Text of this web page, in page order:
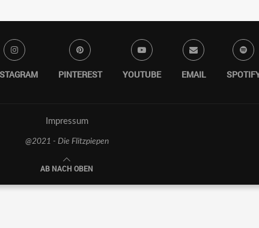
PINTEREST YOUTUBE EMAIL
Impressum
@2021 - Die Flitzpiepen
AB NACH OBEN